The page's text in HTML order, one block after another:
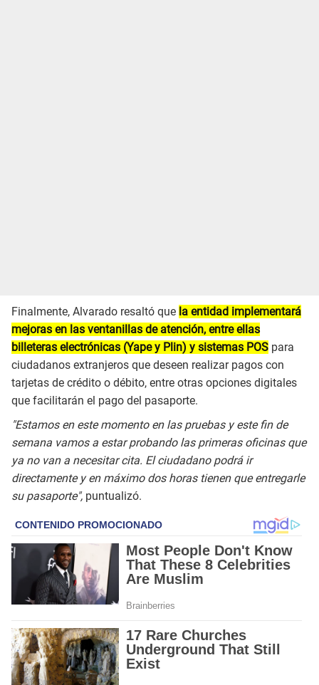
Finalmente, Alvarado resaltó que la entidad implementará
mejoras en las ventanillas de atención, entre ellas
billeteras electrónicas (Yape y Plin) y sistemas POS para
ciudadanos extranjeros que deseen realizar pagos con
tarjetas de crédito o débito, entre otras opciones digitales
que facilitarán el pago del pasaporte.
"Estamos en este momento en las pruebas y este fin de
semana vamos a estar probando las primeras oficinas que
ya no van a necesitar cita. El ciudadano podrá ir
directamente y en máximo dos horas tienen que entregarle
su pasaporte", puntualizó.